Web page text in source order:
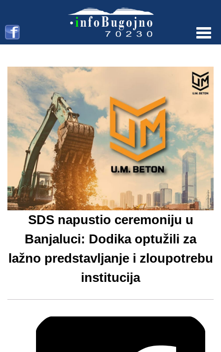
SDS napustio ceremoniju u
Banjaluci: Dodika optužili za
lažno predstavljanje i zloupotrebu
institucija